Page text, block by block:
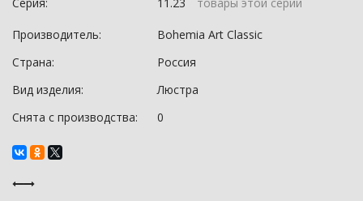
Производитель:
Bohemia Art Classic
Страна:
Россия
Вид изделия:
Люстра
Снята с производства:
0